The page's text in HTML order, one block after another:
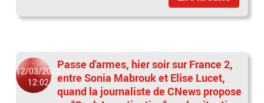
12/03/2023
12:02
Passe d'armes, hier soir sur France 2,
entre Sonia Mabrouk et Elise Lucet,
quand la journaliste de CNews propose